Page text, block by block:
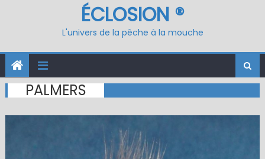
ÉCLOSION ®
L'univers de la pêche à la mouche
PALMERS